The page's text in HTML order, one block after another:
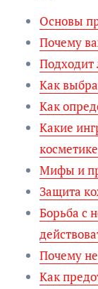
Основы
Почему
Подходит
Как
Как
Какие
Мифы и
Защита
Борьба с
Почему
Как